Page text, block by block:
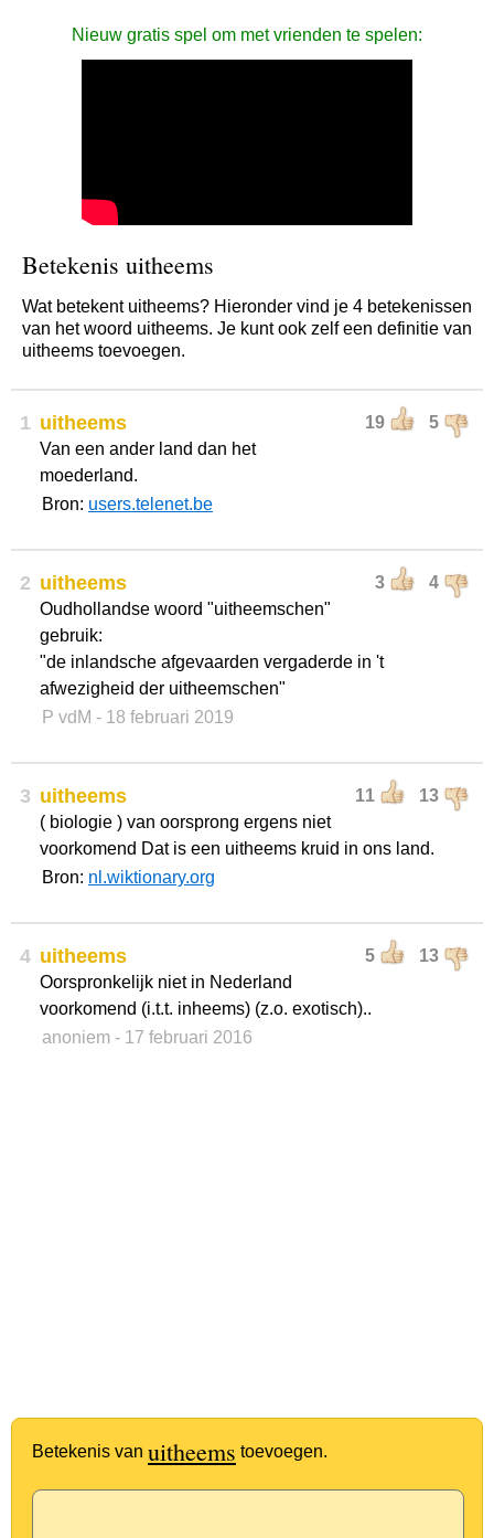
Nieuw gratis spel om met vrienden te spelen:
Betekenis uitheems
Wat betekent uitheems? Hieronder vind je 4 betekenissen
van het woord uitheems. Je kunt ook zelf een definitie van
uitheems toevoegen.
1 19 5
uitheems
Van een ander land dan het
moederland.
Bron: users.telenet.be
2 3 4
uitheems
Oudhollandse woord "uitheemschen"
gebruik:
"de inlandsche afgevaarden vergaderde in 't
afwezigheid der uitheemschen"
P vdM - 18 februari 2019
3 11 13
uitheems
( biologie ) van oorsprong ergens niet
voorkomend Dat is een uitheems kruid in ons land.
Bron: nl.wiktionary.org
4 5 13
uitheems
Oorspronkelijk niet in Nederland
voorkomend (i.t.t. inheems) (z.o. exotisch)..
anoniem - 17 februari 2016
Betekenis van uitheems toevoegen.